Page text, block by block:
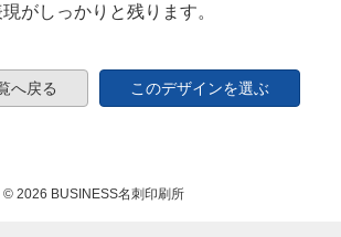
がしっかりと残ります。
へ戻る このデザインを選ぶ
© 2026 BUSINESS名刺印刷所